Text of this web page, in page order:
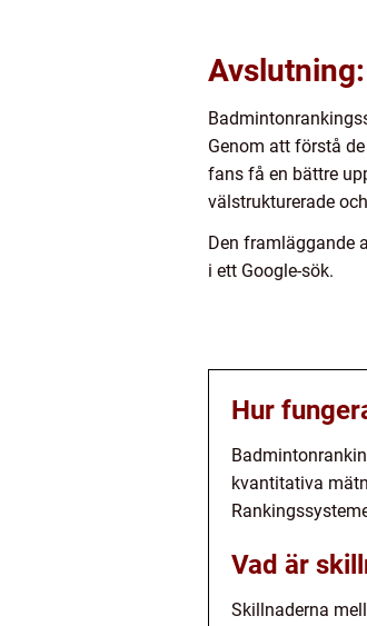
Avslutning:
Genom att förstå
fans få en bättre
välstrukturerade
Den framläggande
i ett Google-sök.
Hur
kvantitativa
Vad är
Skillnaderna